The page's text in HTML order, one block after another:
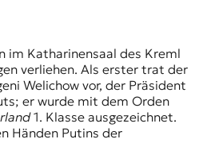
verliehen. Als erster trat der
Welichow vor, der Präsident
er wurde mit dem Orden
1. Klasse ausgezeichnet.
Händen Putins der